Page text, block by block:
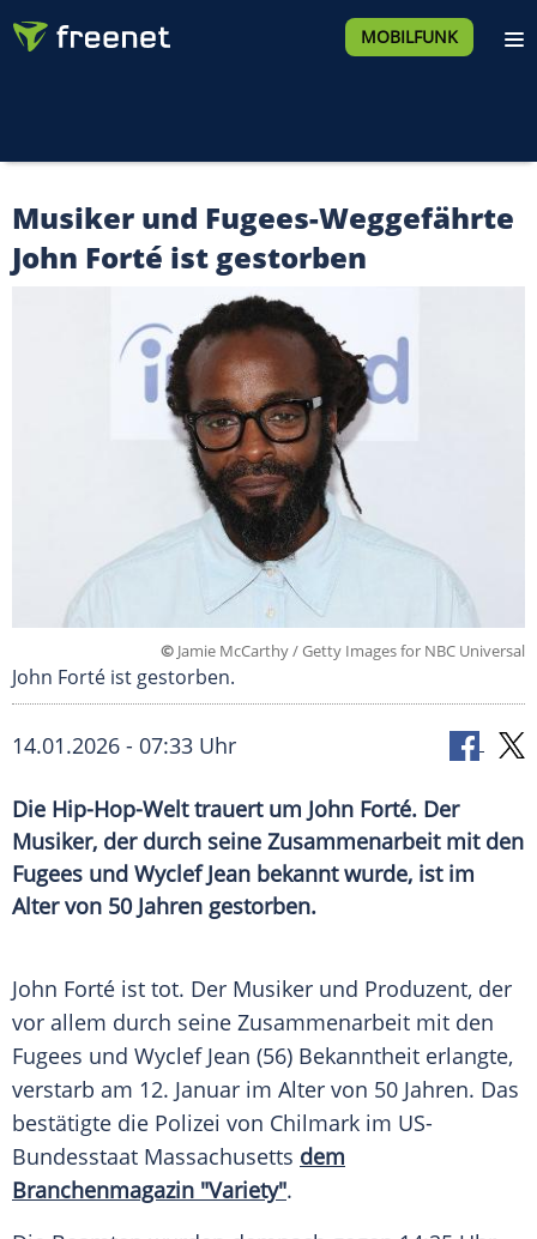
MOBILFUNK
Musiker und Fugees-Weggefährte
John Forté ist gestorben
© Jamie McCarthy / Getty Images for NBC Universal
John Forté ist gestorben.
14.01.2026 - 07:33 Uhr
Die Hip-Hop-Welt trauert um John Forté. Der
Musiker, der durch seine Zusammenarbeit mit den
Fugees und Wyclef Jean bekannt wurde, ist im
Alter von 50 Jahren gestorben.
John Forté ist tot. Der Musiker und Produzent, der
vor allem durch seine Zusammenarbeit mit den
Fugees und Wyclef Jean (56) Bekanntheit erlangte,
verstarb am 12. Januar im Alter von 50 Jahren. Das
bestätigte die Polizei von Chilmark im US-
Bundesstaat Massachusetts dem
Branchenmagazin "Variety".